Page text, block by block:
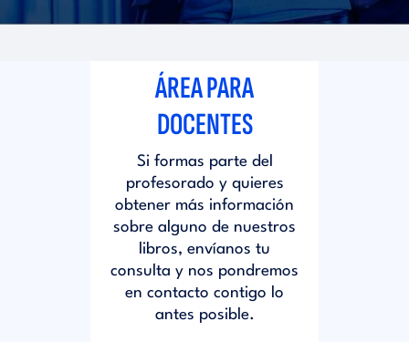
o
ÁREA PARA
DOCENTES
Si formas parte del
profesorado y quieres
obtener más información
sobre alguno de nuestros
libros, envíanos tu
consulta y nos pondremos
en contacto contigo lo
antes posible.